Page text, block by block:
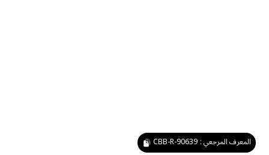
المعرف المرجعي : CBB-R-90639